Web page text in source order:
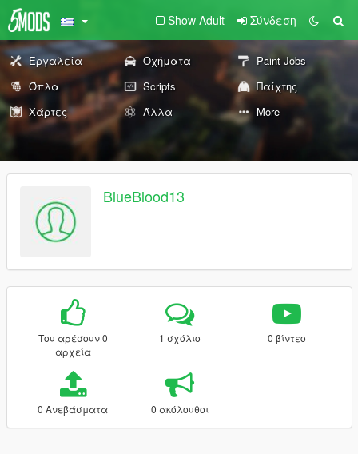
Show Adult Σύνδεση
Εργαλεία Οχήματα
Paint Jobs
Όπλα
Scripts
Παίχτης
Χάρτες
Άλλα More
BlueBlood13
Του αρέσουν 0
αρχεία
1 σχόλιο 0 βίντεο
0 Ανεβάσματα 0 ακόλουθοι